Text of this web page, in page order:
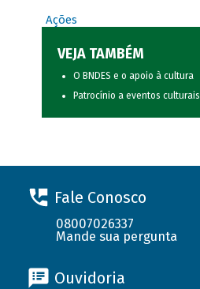
Ações
VEJA TAMBÉM
O BNDES e o apoio à cultura
Patrocínio a eventos culturais
Fale Conosco
08007026337
Mande sua pergunta
Ouvidoria